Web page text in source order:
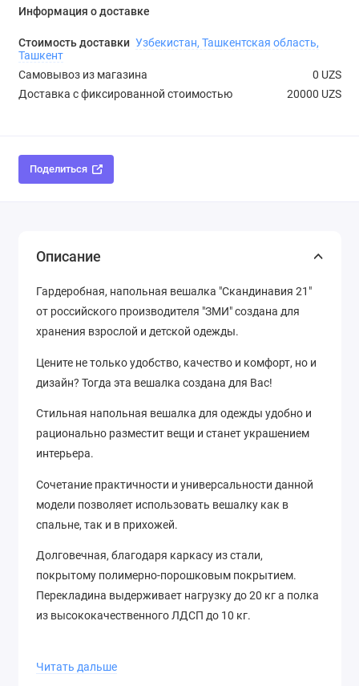
Информация о доставке
Стоимость доставки Узбекистан, Ташкентская область,
Ташкент
Самовывоз из магазина
0 UZS
Доставка с фиксированной стоимостью
20000 UZS
Поделиться
Описание
Гардеробная, напольная вешалка "Скандинавия 21"
от российского производителя "ЗМИ" создана для
хранения взрослой и детской одежды.
Цените не только удобство, качество и комфорт, но и
дизайн? Тогда эта вешалка создана для Вас!
Стильная напольная вешалка для одежды удобно и
рационально разместит вещи и станет украшением
интерьера.
Сочетание практичности и универсальности данной
модели позволяет использовать вешалку как в
спальне, так и в прихожей.
Долговечная, благодаря каркасу из стали,
покрытому полимерно-порошковым покрытием.
Перекладина выдерживает нагрузку до 20 кг а полка
из высококачественного ЛДСП до 10 кг.
разместить до 10 плечиков c одеждой.
Читать дальше